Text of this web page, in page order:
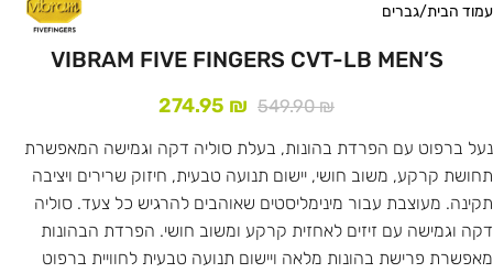
עמוד הבית/גברים
VIBRAM FIVE FINGERS CVT-LB MEN’S
549.90₪
274.95 ₪
נעל ברפוט עם הפרדת בהונות, בעלת סוליה דקה וגמישה המאפשרת
תחושת קרקע, משוב חושי, יישום תנועה טבעית, חיזוק שרירים ויציבה
תקינה. מעוצבת עבור מינימליסטים שאוהבים להרגיש כל צעד. סוליה
דקה וגמישה עם זיזים לאחזית קרקע ומשוב חושי. הפרדת הבהונות
מאפשרת פרישת בהונות מלאה ויישום תנועה טבעית לחוויית ברפוט